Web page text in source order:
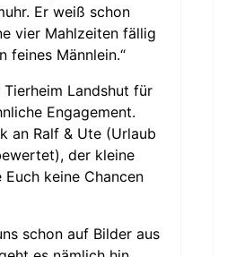
Er weiß schon
vier Mahlzeiten fällig
feines Männlein.“
Landshut für
Engagement.
an Ralf & Ute (Urlaub
der kleine
keine Chancen
schon auf Bilder aus